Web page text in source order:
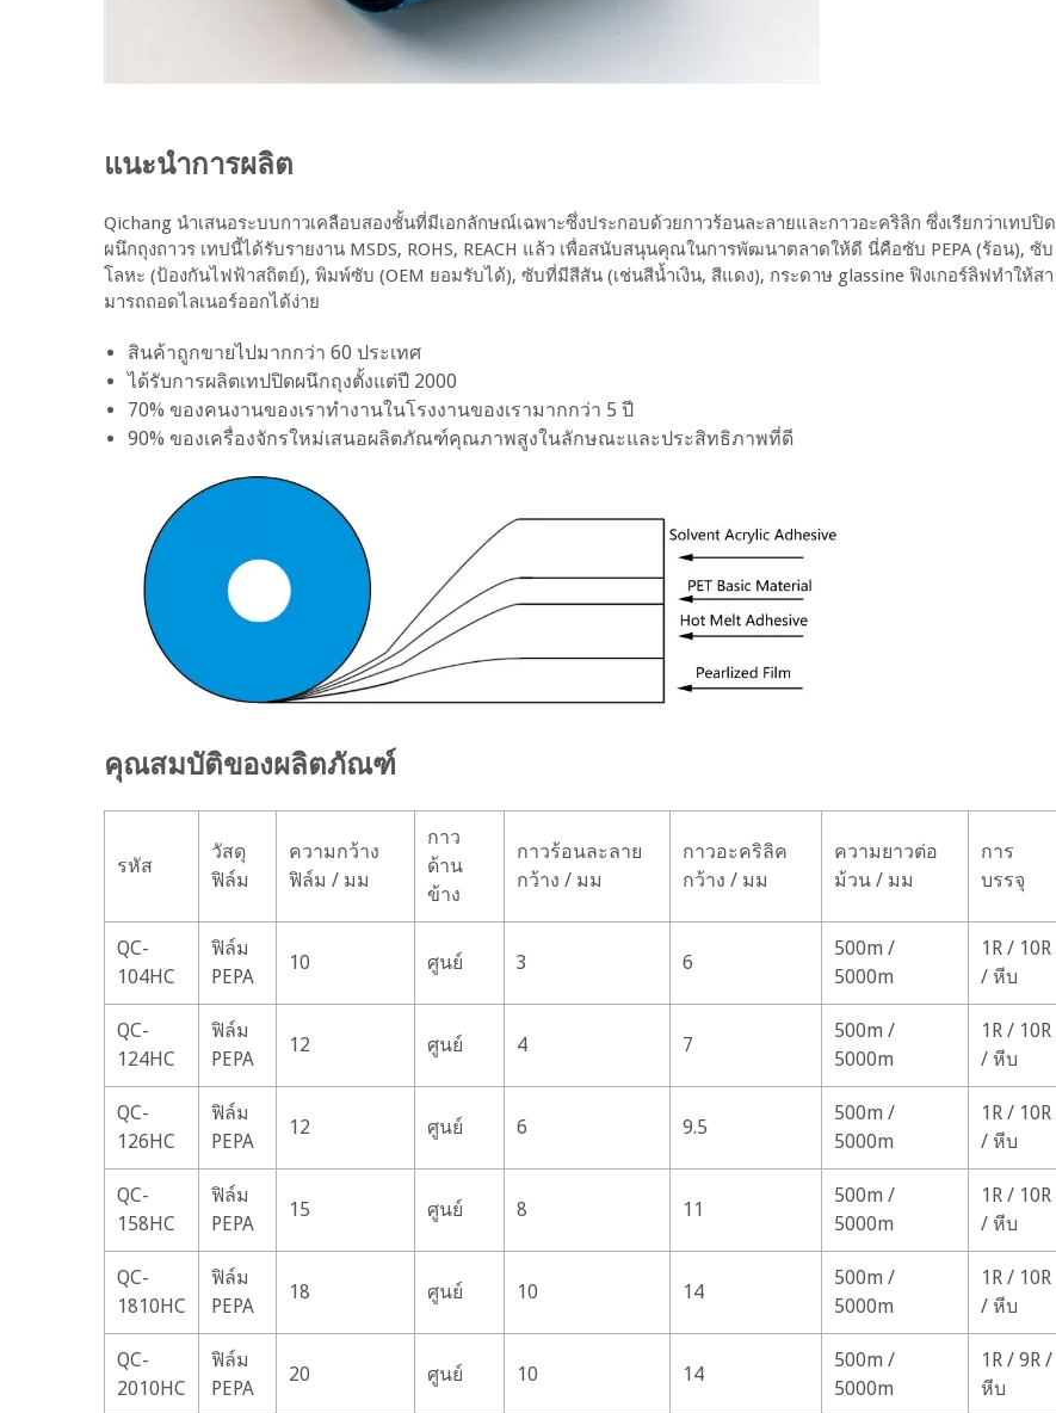
แนะนำการผลิต
Qichang นำเสนอระบบกาวเคลือบสองชั้นที่มีเอกลักษณ์เฉพาะซึ่งประกอบด้วยกาวร้อนละลายและกาวอะคริลิก ซึ่งเรียกว่าเทปปิด
ผนึกถุงถาวร เทปนี้ได้รับรายงาน MSDS, ROHS, REACH แล้ว เพื่อสนับสนุนคุณในการพัฒนาตลาดให้ดี นี่คือซับ PEPA (ร้อน), ซับ
โลหะ (ป้องกันไฟฟ้าสถิตย์), พิมพ์ซับ (OEM ยอมรับได้), ซับที่มีสีสัน (เช่นสีน้ำเงิน, สีแดง), กระดาษ glassine ฟิงเกอร์ลิฟทำให้สา
มารถถอดไลเนอร์ออกได้ง่าย
สินค้าถูกขายไปมากกว่า 60 ประเทศ
ได้รับการผลิตเทปปิดผนึกถุงตั้งแต่ปี 2000
70% ของคนงานของเราทำงานในโรงงานของเรามากกว่า 5 ปี
90% ของเครื่องจักรใหม่เสนอผลิตภัณฑ์คุณภาพสูงในลักษณะและประสิทธิภาพที่ดี
คุณสมบัติของผลิตภัณฑ์
รหัส
วัสดุ
ฟิล์ม
ความกว้าง
ฟิล์ม / มม
กาว
ด้าน
ข้าง
กาวร้อนละลาย
กว้าง / มม
กาวอะคริลิค
กว้าง / มม
ความยาวต่อ
ม้วน / มม
การ
บรรจุ
QC-
104HC
ฟิล์ม
PEPA
10 ศูนย์ 3 6
500m /
5000m
1R / 10R
/ หีบ
QC-
124HC
ฟิล์ม
PEPA
12 ศูนย์ 4 7
500m /
5000m
1R / 10R
/ หีบ
QC-
126HC
ฟิล์ม
PEPA
12 ศูนย์ 6 9.5
500m /
5000m
1R / 10R
/ หีบ
QC-
158HC
ฟิล์ม
PEPA
15 ศูนย์ 8 11
500m /
5000m
1R / 10R
/ หีบ
QC-
1810HC
ฟิล์ม
PEPA
18 ศูนย์ 10 14
500m /
5000m
1R / 10R
/ หีบ
QC-
2010HC
ฟิล์ม
PEPA
20 ศูนย์ 10 14
500m /
5000m
1R / 9R /
หีบ